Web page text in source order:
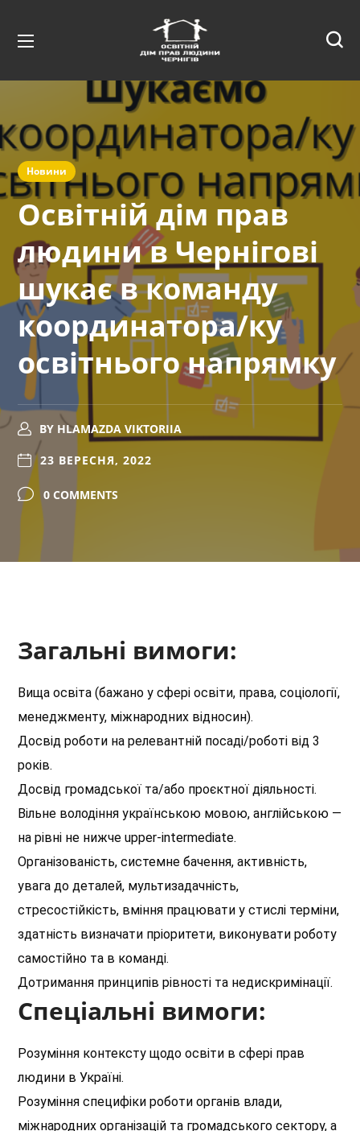
Новини
Освітній дім прав
людини в Чернігові
шукає в команду
координатора/ку
освітнього напрямку
BY HLAMAZDA VIKTORIIA
23 ВЕРЕСНЯ, 2022
0 COMMENTS
Загальні вимоги:
Вища освіта (бажано у сфері освіти, права, соціології,
менеджменту, міжнародних відносин).
Досвід роботи на релевантній посаді/роботі від 3
років.
Досвід громадської та/або проєктної діяльності.
Вільне володіння українською мовою, англійською —
на рівні не нижче upper-intermediate.
Організованість, системне бачення, активність,
увага до деталей, мультизадачність,
стресостійкість, вміння працювати у стислі терміни,
здатність визначати пріоритети, виконувати роботу
самостійно та в команді.
Дотримання принципів рівності та недискримінації.
Спеціальні вимоги:
Розуміння контексту щодо освіти в сфері прав
людини в Україні.
Розуміння специфіки роботи органів влади,
міжнародних організацій та громадського сектору, а